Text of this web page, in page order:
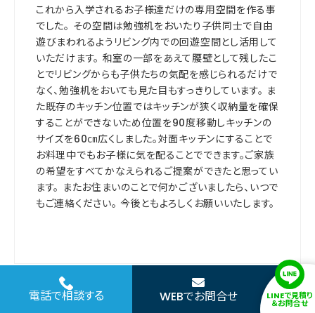
これから入学されるお子様達だけの専用空間を作る事
でした。 その空間は勉強机をおいたり子供同士で自由
遊びまわれるようリビング内での回遊空間とし活用して
いただけます。 和室の一部をあえて腰壁として残したこ
とでリビングからも子供たちの気配を感じられるだけで
なく、勉強机をおいても見た目もすっきりしています。 ま
た既存のキッチン位置ではキッチンが狭く収納量を確保
することができないため位置を90度移動しキッチンの
サイズを60㎝広くしました。対面キッチンにすることで
お料理中でもお子様に気を配ることでできます。ご家族
の希望をすべてかなえられるご提案ができたと思ってい
ます。 またお住まいのことで何かございましたら、いつで
もご連絡ください。 今後ともよろしくお願いいたします。
関連記事
電話で相談する WEBでお問合せ LINEで見積り
＆お問合せ